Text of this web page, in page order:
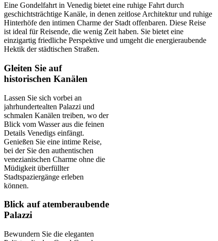
Eine Gondelfahrt in Venedig bietet eine ruhige Fahrt durch
geschichtsträchtige Kanäle, in denen zeitlose Architektur und ruhige
Hinterhöfe den intimen Charme der Stadt offenbaren. Diese Reise
ist ideal für Reisende, die wenig Zeit haben. Sie bietet eine
einzigartig friedliche Perspektive und umgeht die energieraubende
Hektik der städtischen Straßen.
Gleiten Sie auf
historischen Kanälen
Lassen Sie sich vorbei an
jahrhundertealten Palazzi und
schmalen Kanälen treiben, wo der
Blick vom Wasser aus die feinen
Details Venedigs einfängt.
Genießen Sie eine intime Reise,
bei der Sie den authentischen
venezianischen Charme ohne die
Müdigkeit überfüllter
Stadtspaziergänge erleben
können.
Blick auf atemberaubende
Palazzi
Bewundern Sie die eleganten